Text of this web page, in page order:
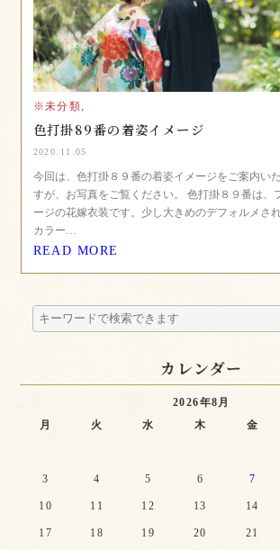
※未分類,
色打掛89番の着姿イメージ
2020.11.05
今回は、色打掛８９番の着姿イメージをご案内い
すが、お写真をご覧ください。 色打掛８９番は、
ージの花嫁衣装です。少し大きめのデフォルメさ
カラー…
READ MORE
カレンダー
2026年8月
月
火 水 木 金
3 4 5 6 7
10 11 12 13 14
17 18 19 20 21